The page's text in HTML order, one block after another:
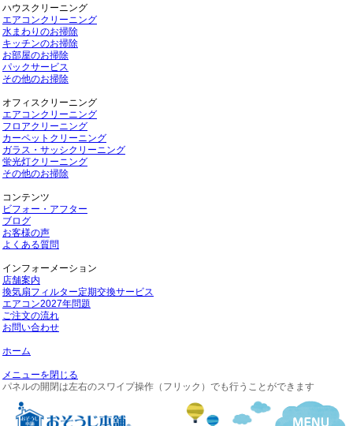
ハウスクリーニング
エアコンクリーニング
水まわりのお掃除
キッチンのお掃除
お部屋のお掃除
パックサービス
その他のお掃除
オフィスクリーニング
エアコンクリーニング
フロアクリーニング
カーペットクリーニング
ガラス・サッシクリーニング
蛍光灯クリーニング
その他のお掃除
コンテンツ
ビフォー・アフター
ブログ
お客様の声
よくある質問
インフォーメーション
店舗案内
換気扇フィルター定期交換サービス
エアコン2027年問題
ご注文の流れ
お問い合わせ
ホーム
メニューを閉じる
パネルの開閉は左右のスワイプ操作（フリック）でも行うことができます